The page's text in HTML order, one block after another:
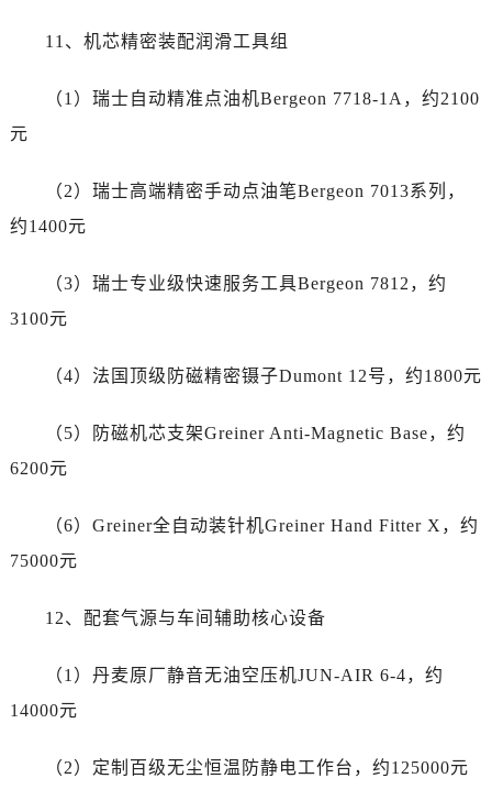
云南省丽江市古城区七星街帝舵售后服务中心（需提前预约）
云南省普洱市思茅区振兴大道帝舵售后服务中心（需提前预约）
云南省西双版纳傣族自治州景洪市宣慰大道帝舵售后服务中心（需提前预约）
重庆市江北区观音桥步行街2号融恒时代广场9层902室帝舵售后服务中心（需提前预约）
浙江省温州市鹿城区锦绣路1067号置信广场10层1015室帝舵售后服务中心（需提前预约）
广东省佛山市禅城区季华五路57号万科金融中心C座12层1205室帝舵售后服务中心（需提前预约）
湖北省武汉市江汉区解放大道686号世界贸易大厦38层09室帝舵售后服务中心（需提前预约）
福建省泉州市丰泽区宝洲路729号浦西万达中心写字楼A座7楼709室帝舵售后服务中心（需提前预约）
11、机芯精密装配润滑工具组
（1）瑞士自动精准点油机Bergeon 7718-1A，约2100
元
（2）瑞士高端精密手动点油笔Bergeon 7013系列，
约1400元
（3）瑞士专业级快速服务工具Bergeon 7812，约
3100元
（4）法国顶级防磁精密镊子Dumont 12号，约1800元
（5）防磁机芯支架Greiner Anti-Magnetic Base，约
6200元
（6）Greiner全自动装针机Greiner Hand Fitter X，约
75000元
12、配套气源与车间辅助核心设备
（1）丹麦原厂静音无油空压机JUN-AIR 6-4，约
14000元
（2）定制百级无尘恒温防静电工作台，约125000元